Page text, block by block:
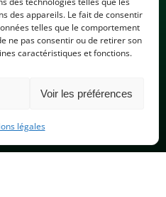
des appareils. Le fait de consentir
telles que le comportement
ne pas consentir ou de retirer son
caractéristiques et fonctions.
Voir les préférences
légales